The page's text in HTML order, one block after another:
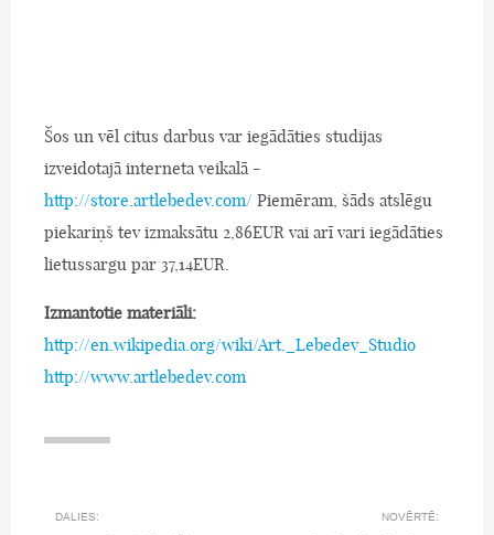
Šos un vēl citus darbus var iegādāties studijas
izveidotajā interneta veikalā -
http://store.artlebedev.com/ Piemēram, šāds atslēgu
piekariņš tev izmaksātu 2,86EUR vai arī vari iegādāties
lietussargu par 37,14EUR.
Izmantotie materiāli:
http://en.wikipedia.org/wiki/Art._Lebedev_Studio
http://www.artlebedev.com
DALIES: NOVĒRTĒ: